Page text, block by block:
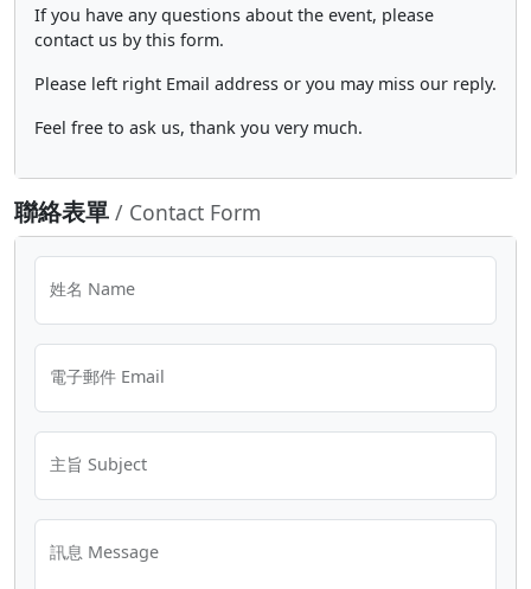
If you have any questions about the event, please
contact us by this form.
Please left right Email address or you may miss our reply.
Feel free to ask us, thank you very much.
聯絡表單 / Contact Form
姓名 Name
電子郵件 Email
主旨 Subject
訊息 Message